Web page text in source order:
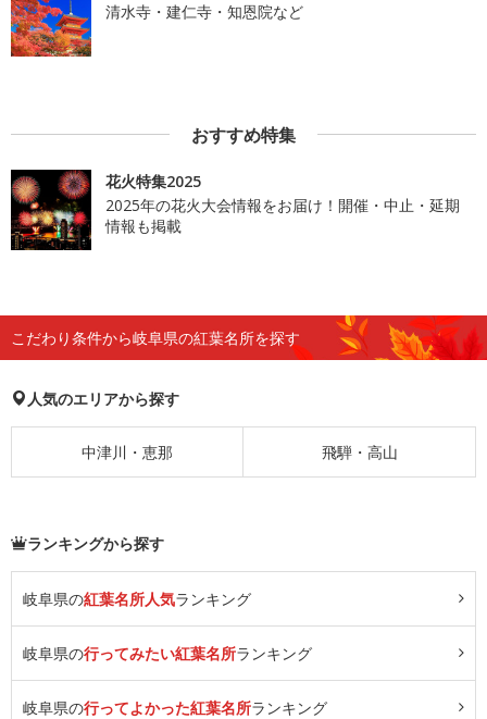
清水寺・建仁寺・知恩院など
おすすめ特集
花火特集2025
2025年の花火大会情報をお届け！開催・中止・延期
情報も掲載
こだわり条件から岐阜県の紅葉名所を探す
人気のエリアから探す
中津川・恵那 飛騨・高山
ランキングから探す
岐阜県の紅葉名所人気ランキング
岐阜県の行ってみたい紅葉名所ランキング
岐阜県の行ってよかった紅葉名所ランキング